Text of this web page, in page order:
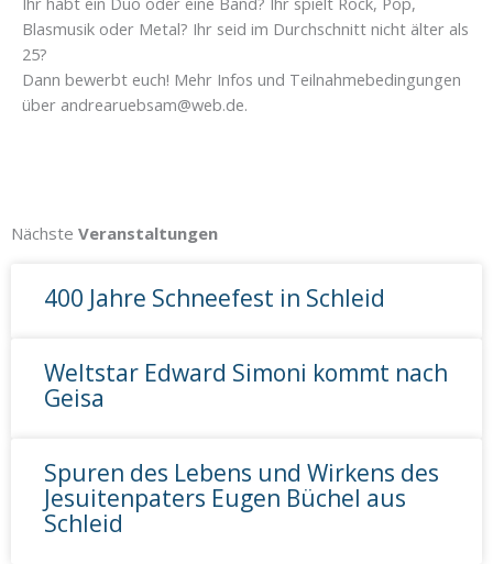
Blasmusik oder Metal? Ihr seid im Durchschnitt nicht älter als
25?
Dann bewerbt euch! Mehr Infos und Teilnahmebedingungen
über andrearuebsam@web.de.
Nächste Veranstaltungen
400 Jahre Schneefest in Schleid
Weltstar Edward Simoni kommt nach
Geisa
Spuren des Lebens und Wirkens des
Jesuitenpaters Eugen Büchel aus
Schleid